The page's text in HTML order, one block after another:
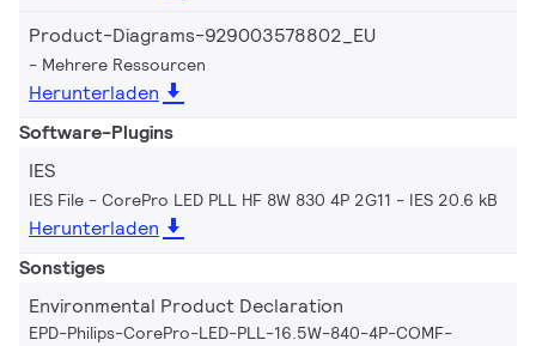
Product-Diagrams-929003578802_EU
Mehrere Ressourcen
Herunterladen
Software-Plugins
IES
IES File - CorePro LED PLL HF 8W 830 4P 2G11 IES 20.6 kB
Herunterladen
Sonstiges
Environmental Product Declaration
EPD-Philips-CorePro-LED-PLL-16.5W-840-4P-COMF-